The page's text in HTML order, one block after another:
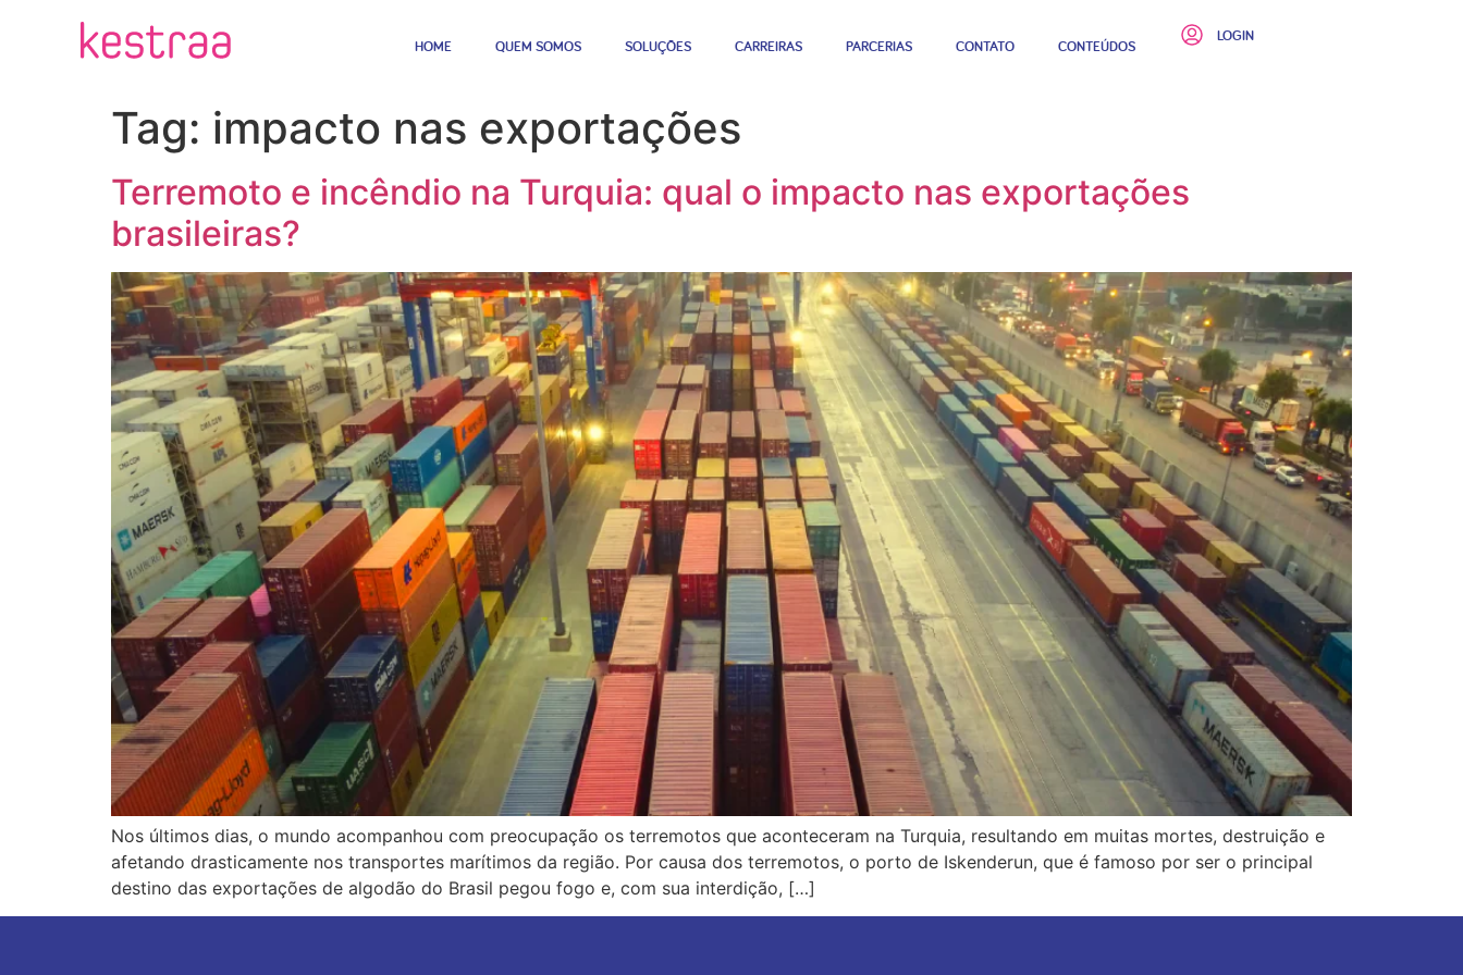
HOME QUEM SOMOS SOLUÇÕES CARREIRAS PARCERIAS CONTATO CONTEÚDOS
LOGIN
Tag: impacto nas exportações
Terremoto e incêndio na Turquia: qual o impacto nas exportações
brasileiras?
Nos últimos dias, o mundo acompanhou com preocupação os terremotos que aconteceram na Turquia, resultando em muitas mortes, destruição e
afetando drasticamente nos transportes marítimos da região. Por causa dos terremotos, o porto de Iskenderun, que é famoso por ser o principal
destino das exportações de algodão do Brasil pegou fogo e, com sua interdição, […]